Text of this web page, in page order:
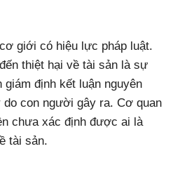
giới có hiệu lực pháp luật.
thiệt hại về tài sản là sự
giám định kết luận nguyên
con người gây ra. Cơ quan
chưa xác định được ai là
tài sản.